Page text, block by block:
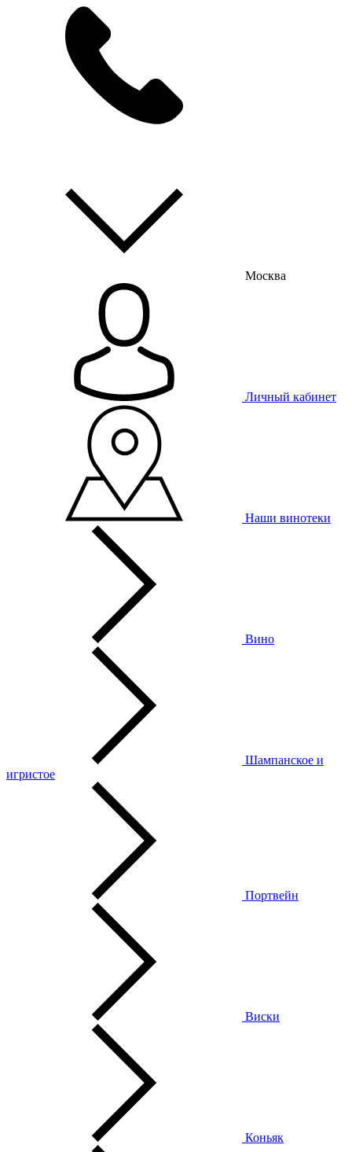
Москва
Личный кабинет
Наши винотеки
Вино
Шампанское и
игристое
Портвейн
Виски
Коньяк